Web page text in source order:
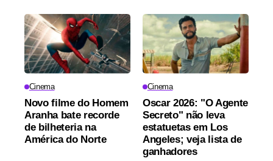
Cinema
Novo filme do Homem
Aranha bate recorde
de bilheteria na
América do Norte
Cinema
Oscar 2026: "O Agente
Secreto" não leva
estatuetas em Los
Angeles; veja lista de
ganhadores